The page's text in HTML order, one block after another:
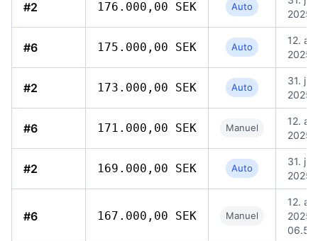
#2 176.000,00 SEK Auto
2025,
#6 175.000,00 SEK Auto
12.
2025,
#2 173.000,00 SEK Auto
31. jul.
2025,
#6 171.000,00 SEK Manuel
12.
2025,
#2 169.000,00 SEK Auto
31. jul.
2025,
#6 167.000,00 SEK Manuel
12.
2025,
06.59